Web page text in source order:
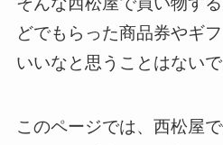
どでもらった商品券やギ
いいなと思うことはないで
このページでは、西松屋